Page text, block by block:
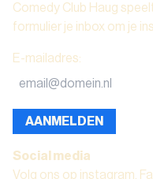
Comedy Club Haug
formulier je inbox om je
E-mailadres:
AANMELDEN
Social media
Volg ons op instagram,